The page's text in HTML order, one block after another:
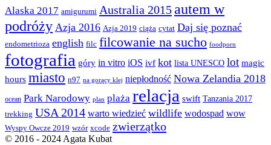
Alaska 2017 amigurumi Australia 2015autem w
podróży Azja 2016 Azja 2019 ciąża cytat Daj się poznać
endometrioza english filc filcowanie na sucho foodporn
fotografia góry in vitro iOS ivf kot lista UNESCO lot magic
hours miasto n97 na gorący klej niepłodność Nowa Zelandia 2018
ocean Park Narodowy plan plaża relacja swift Tanzania 2017
trekking USA 2014 warto wiedzieć wildlife wodospad wow
Wyspy Owcze 2019 wzór xcode zwierzątko
© 2016 - 2024 Agata Kubat